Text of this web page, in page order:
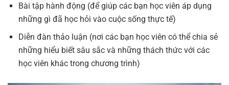
Bài tập hành động (để giúp các bạn học viên áp dụng
những gì đã học hỏi vào cuộc sống thực tế)
Diễn đàn thảo luận (nơi các bạn học viên có thể chia sẻ
những hiểu biết sâu sắc và những thách thức với các
học viên khác trong chương trình)